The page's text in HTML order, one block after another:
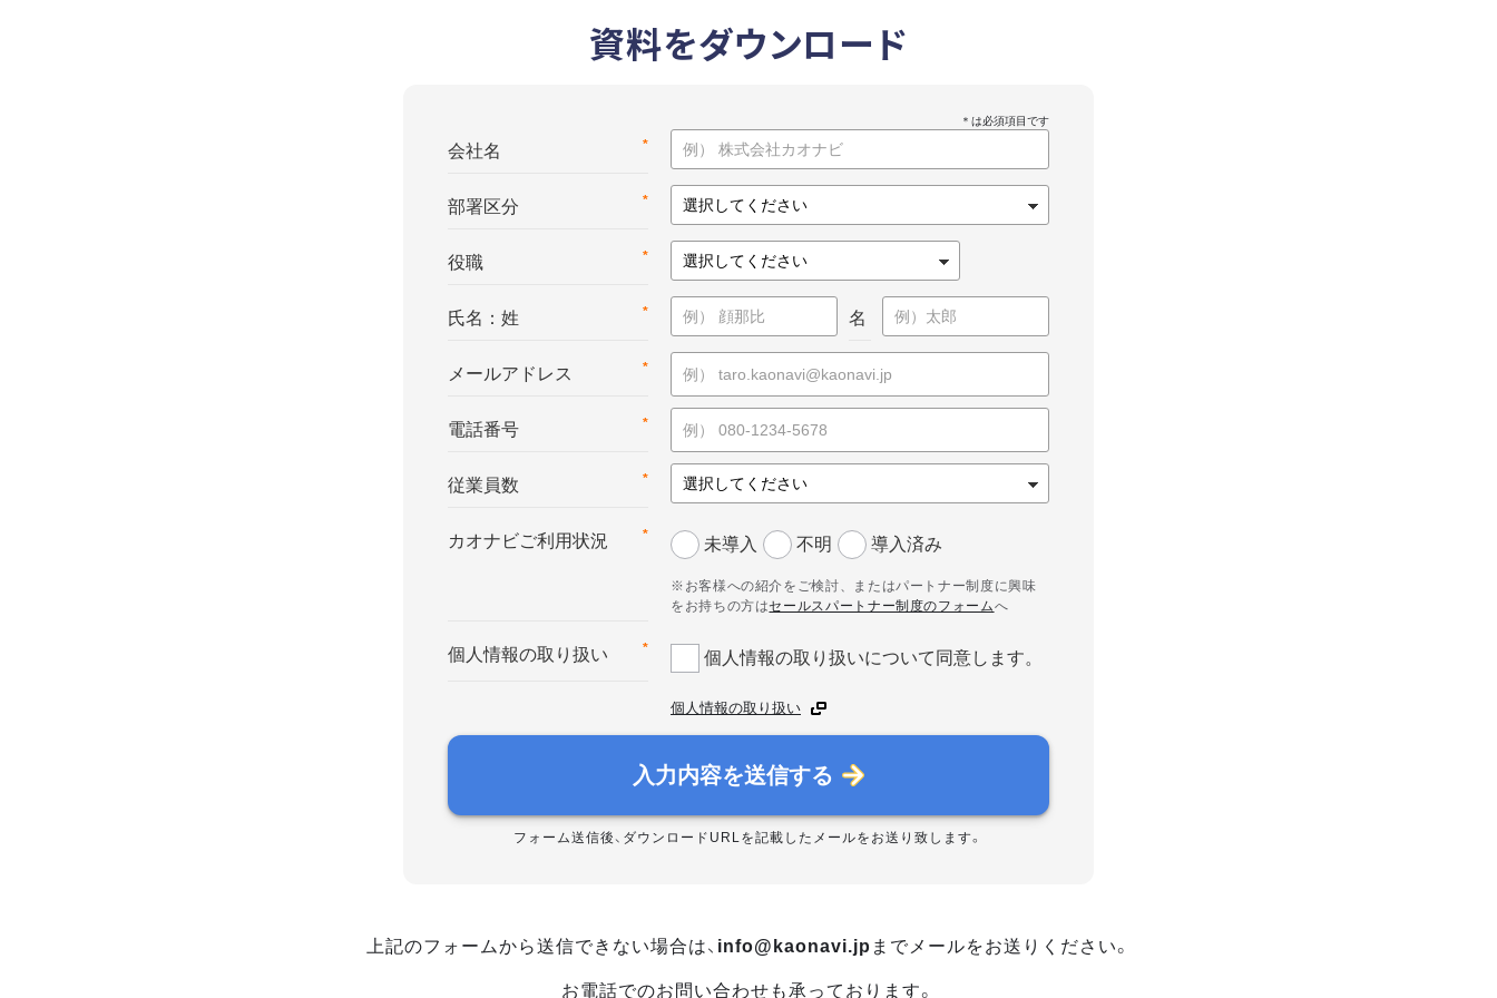
資料をダウンロード
*
会社名
*
部署区分
*
役職
*
氏名：姓 名
*
メールアドレス
*
電話番号
*
従業員数
*
カオナビご利用状況 未導入 不明 導入済み
※お客様への紹介をご検討、またはパートナー制度に興味
をお持ちの方はセールスパートナー制度のフォームへ
*
個人情報の取り扱い 個人情報の取り扱いについて同意します。
個人情報の取り扱い
入力内容を送信する
フォーム送信後、ダウンロードURLを記載したメールをお送り致します。
上記のフォームから送信できない場合は、 info@kaonavi.jp までメールをお送りください。
お電話でのお問い合わせも承っております。